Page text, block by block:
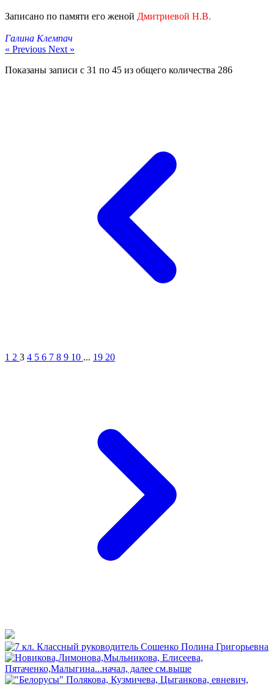
Записано по памяти его женой Дмитриевой Н.В.
Галина Клемпач
« Previous Next »
Показаны записи с 31 по 45 из общего количества 286
1 2 3 4 5 6 7 8 9 10 ... 19 20